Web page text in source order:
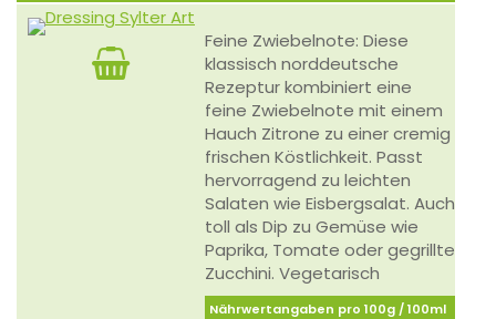
Feine Zwiebelnote: Diese
klassisch norddeutsche
Rezeptur kombiniert eine
feine Zwiebelnote mit einem
Hauch Zitrone zu einer cremig
frischen Köstlichkeit. Passt
hervorragend zu leichten
Salaten wie Eisbergsalat. Auch
toll als Dip zu Gemüse wie
Paprika, Tomate oder gegrillte
Zucchini. Vegetarisch
Nährwertangaben pro 100g / 100ml